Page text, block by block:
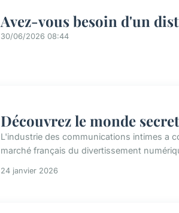
Avez-vous besoin d'un
30/06/2026 08:44
Découvrez le monde
L'industrie des communications intimes a
marché français du divertissement
24 janvier 2026